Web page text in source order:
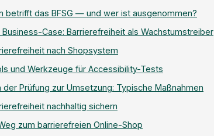
betrifft das BFSG — und wer ist ausgenommen?
Business-Case: Barrierefreiheit als Wachstumstreiber
nach Shopsystem
und Werkzeuge für Accessibility-Tests
der Prüfung zur Umsetzung: Typische Maßnahmen
nachhaltig sichern
zum barrierefreien Online-Shop